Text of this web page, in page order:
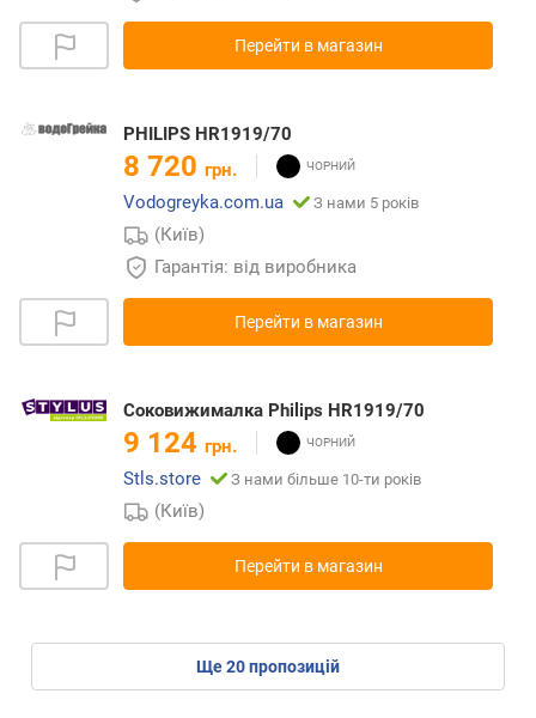
Перейти в магазин
PHILIPS HR1919/70
8 720 грн.
Vodogreyka.com.ua
З нами 5 років
(Київ)
Гарантія: від виробника
Перейти в магазин
Соковижималка Philips HR1919/70
9 124 грн.
Stls.store
З нами більше 10-ти років
(Київ)
Перейти в магазин
ще20пропозицій